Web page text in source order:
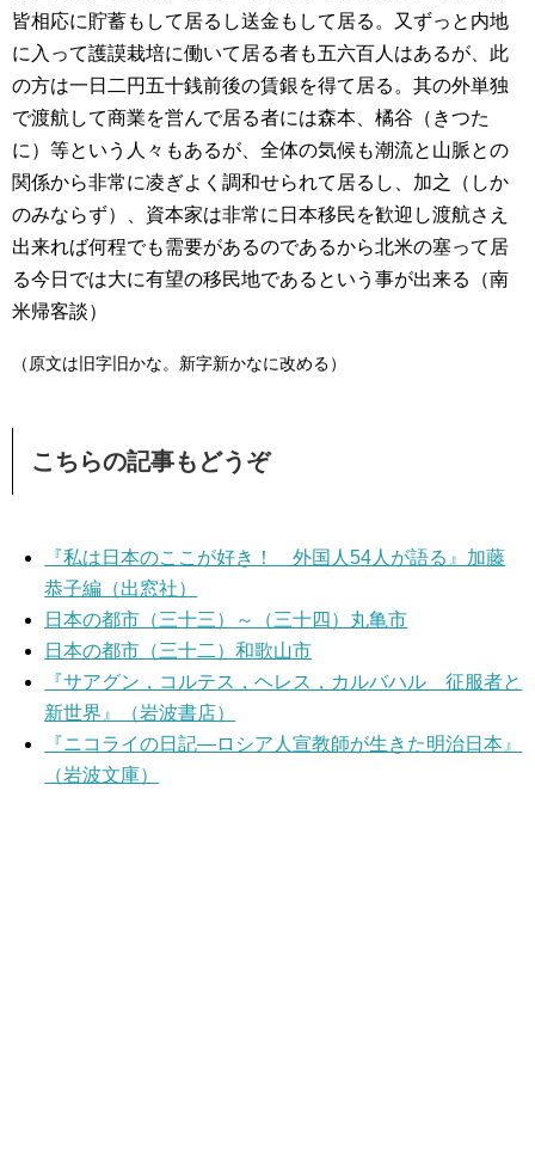
皆相応に貯蓄もして居るし送金もして居る。又ずっと内地
に入って護謨栽培に働いて居る者も五六百人はあるが、此
の方は一日二円五十銭前後の賃銀を得て居る。其の外単独
で渡航して商業を営んで居る者には森本、橘谷（きつた
に）等という人々もあるが、全体の気候も潮流と山脈との
関係から非常に凌ぎよく調和せられて居るし、加之（しか
のみならず）、資本家は非常に日本移民を歓迎し渡航さえ
出来れば何程でも需要があるのであるから北米の塞って居
る今日では大に有望の移民地であるという事が出来る（南
米帰客談）
（原文は旧字旧かな。新字新かなに改める）
こちらの記事もどうぞ
『私は日本のここが好き！ 外国人54人が語る』加藤
恭子編（出窓社）
日本の都市（三十三）～（三十四）丸亀市
日本の都市（三十二）和歌山市
『サアグン，コルテス，ヘレス，カルバハル 征服者と
新世界』（岩波書店）
『ニコライの日記―ロシア人宣教師が生きた明治日本』
（岩波文庫）